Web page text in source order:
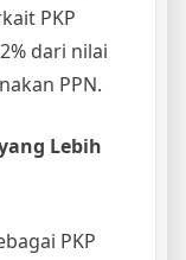
PKP
dari nilai
PPN.
Lebih
PKP